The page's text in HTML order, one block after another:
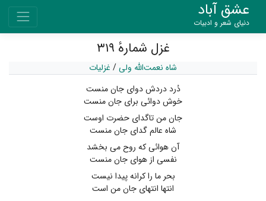
عشق آباد
دنیای شعر و ادبیات
غزل شمارهٔ ۳۱۹
شاه نعمت‌الله ولی/ غزلیات
دُرد دردش دوای جان منست
خوش دوائی برای جان منست
جان من تاگدای حضرت اوست
شاه عالم گدای جان منست
آن هوائی که روح می بخشد
نفسی از هوای جان منست
بحر ما را کرانه پیدا نیست
انتها انتهای جان من است